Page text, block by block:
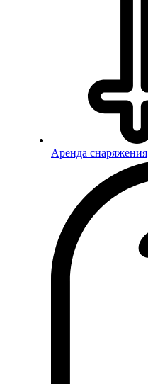
Аренда снаряжения